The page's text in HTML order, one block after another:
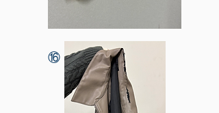
​⑯